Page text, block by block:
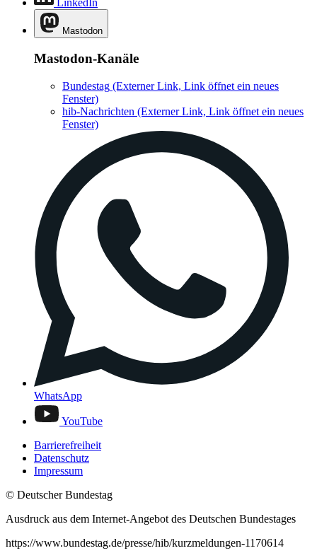
Mastodon
Mastodon-Kanäle
Bundestag (Externer Link, Link öffnet ein neues
Fenster)
hib-Nachrichten (Externer Link, Link öffnet ein neues
Fenster)
WhatsApp
YouTube
Barrierefreiheit
Datenschutz
Impressum
© Deutscher Bundestag
Ausdruck aus dem Internet-Angebot des Deutschen Bundestages
https://www.bundestag.de/presse/hib/kurzmeldungen-1170614